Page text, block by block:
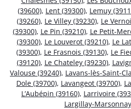
(39600), Lent (39300), Lemuy
(39260), Le Villey (39230), Le
(39300), Le Pin (39210), Le Petit-
(39300), Le Louverot (39210), Le
(39300), Le Frasnois (39130), Le
(39120), Le Chateley (39230),
Valouse (39240), Lavans-lès-Saint-
Dole (39700), Lavangeot (39700),
L’Aubépin (39160), Larrivoire
Largillay-